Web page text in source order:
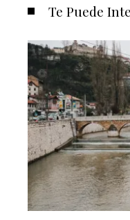
Te Puede